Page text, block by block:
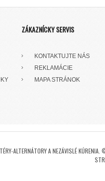
ZÁKAZNÍCKY SERVIS
KONTAKTUJTE NÁS
REKLAMÁCIE
MAPA STRÁNOK
ALTERNÁTORY A NEZÁVISLÉ